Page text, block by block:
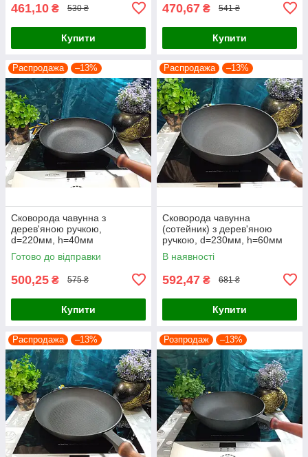
461,10 ₴ 530 ₴
Купити
470,67 ₴ 541 ₴
Купити
Распродажа –13%
Сковорода чавунна з
дерев'яною ручкою,
d=220мм, h=40мм
Готово до відправки
500,25 ₴ 575 ₴
Купити
Распродажа –13%
Сковорода чавунна
(сотейник) з дерев'яною
ручкою, d=230мм, h=60мм
В наявності
592,47 ₴ 681 ₴
Купити
Распродажа –13% Розпродаж –13%